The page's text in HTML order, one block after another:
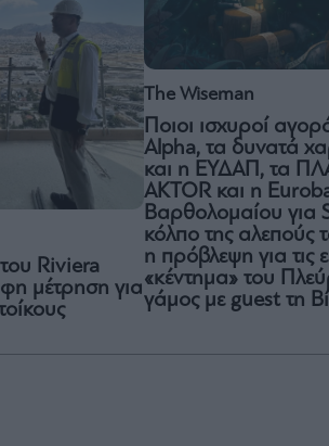
Riviera
μέτρηση για
The Wiseman
Ποιοι ισχυροί
Alpha, τα δυνατά
και η ΕΥΔΑΠ, τα
AKTOR και η
Βαρθολομαίου για
κόλπο της αλεπούς
η πρόβλεψη για τις
«κέντημα» του
γάμος με guest τη